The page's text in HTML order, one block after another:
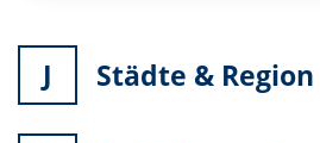
J Städte & Region